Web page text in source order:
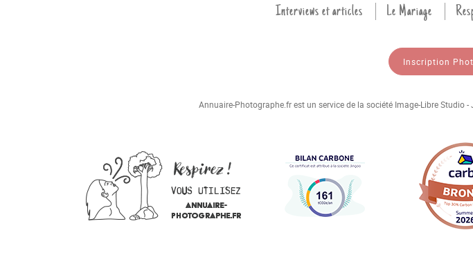
Interviews et articles Le Mariage
Inscription
Annuaire-Photographe.fr est un service de la société Image-Libre